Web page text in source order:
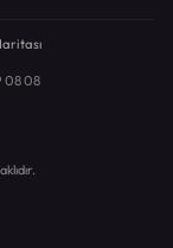
08 08